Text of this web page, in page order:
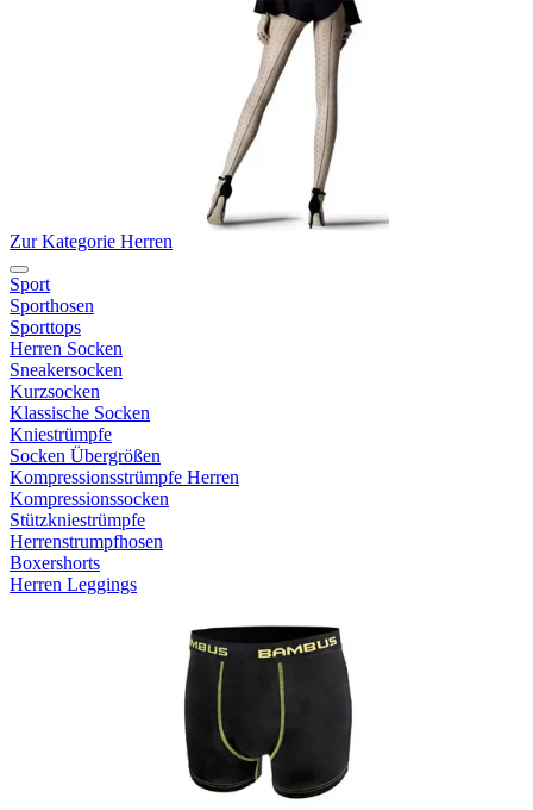
Zur Kategorie Herren
Sport
Sporthosen
Sporttops
Herren Socken
Sneakersocken
Kurzsocken
Klassische Socken
Kniestrümpfe
Socken Übergrößen
Kompressionsstrümpfe Herren
Kompressionssocken
Stützkniestrümpfe
Herrenstrumpfhosen
Boxershorts
Herren Leggings